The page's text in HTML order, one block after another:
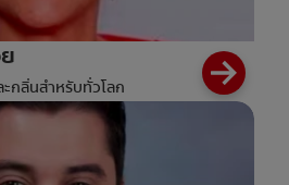
กลิ่นสำหรับทั่วโลก